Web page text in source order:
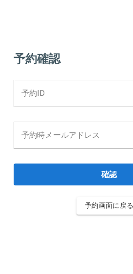
予約確認
予約ID
予約時メールアドレス
確認
予約画面に戻る